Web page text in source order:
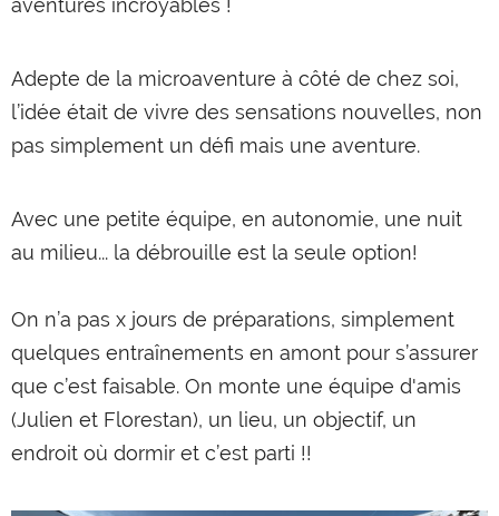
aventures incroyables !
Adepte de la microaventure à côté de chez soi,
l’idée était de vivre des sensations nouvelles, non
pas simplement un défi mais une aventure.
Avec une petite équipe, en autonomie, une nuit
au milieu... la débrouille est la seule option!
On n’a pas x jours de préparations, simplement
quelques entraînements en amont pour s’assurer
que c’est faisable. On monte une équipe d'amis
(Julien et Florestan), un lieu, un objectif, un
endroit où dormir et c’est parti !!